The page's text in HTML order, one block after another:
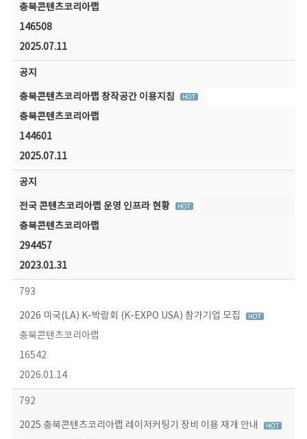
충북콘텐츠코리아랩
146508
2025.07.11
공지
충북콘텐츠코리아랩 창작공간 이용지침
충북콘텐츠코리아랩
144601
2025.07.11
공지
전국 콘텐츠코리아랩 운영 인프라 현황
충북콘텐츠코리아랩
294457
2023.01.31
793
2026 미국(LA) K-박람회 (K-EXPO USA) 참가기업 모집
충북콘텐츠코리아랩
16542
2026.01.14
792
2025 충북콘텐츠코리아랩 레이저커팅기 장비 이용 재개 안내